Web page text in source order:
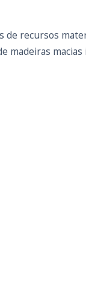
recursos
madeiras macias